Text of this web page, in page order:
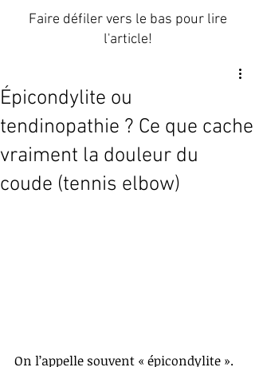
Faire défiler vers le bas pour lire
l'article!
Épicondylite ou
tendinopathie ? Ce que cache
vraiment la douleur du
coude (tennis elbow)
On l’appelle souvent « épicondylite ».